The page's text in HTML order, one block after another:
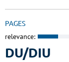
PAGES
relevance:
DU/DIU